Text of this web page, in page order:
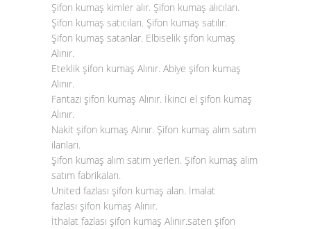
Şifon kumaş kimler alır. Şifon kumaş alıcıları.
Şifon kumaş satıcıları. Şifon kumaş satılır.
Şifon kumaş satanlar. Elbiselik şifon kumaş
Alınır.
Eteklik şifon kumaş Alınır. Abiye şifon kumaş
Alınır.
Fantazi şifon kumaş Alınır. İkinci el şifon kumaş
Alınır.
Nakit şifon kumaş Alınır. Şifon kumaş alım satım
ilanları.
Şifon kumaş alım satım yerleri. Şifon kumaş alım
satım fabrikaları.
United fazlası şifon kumaş alan. İmalat
fazlası şifon kumaş Alınır.
İthalat fazlası şifon kumaş Alınır.saten şifon